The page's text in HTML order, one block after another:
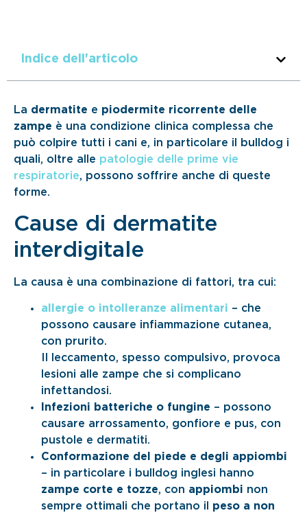
Indice dell'articolo
La dermatite e piodermite ricorrente delle
zampe è una condizione clinica complessa che
può colpire tutti i cani e, in particolare il bulldog i
quali, oltre alle patologie delle prime vie
respiratorie, possono soffrire anche di queste
forme.
Cause di dermatite
interdigitale
La causa è una combinazione di fattori, tra cui:
allergie o intolleranze alimentari – che
possono causare infiammazione cutanea,
con prurito.
Il leccamento, spesso compulsivo, provoca
lesioni alle zampe che si complicano
infettandosi.
Infezioni batteriche o fungine – possono
causare arrossamento, gonfiore e pus, con
pustole e dermatiti.
Conformazione del piede e degli appiombi
– in particolare i bulldog inglesi hanno
zampe corte e tozze, con appiombi non
sempre ottimali che portano il peso a non